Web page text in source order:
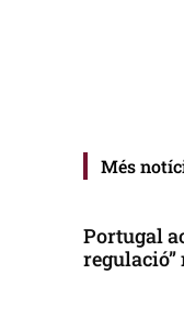
Més
Portugal